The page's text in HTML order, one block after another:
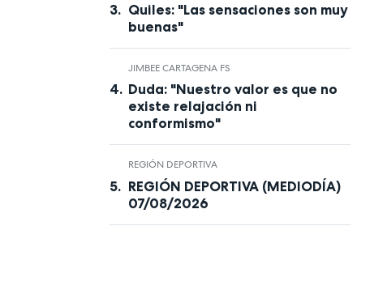
Quiles: "Las sensaciones son muy
buenas"
JIMBEE CARTAGENA FS
Duda: "Nuestro valor es que no
existe relajación ni
conformismo"
REGIÓN DEPORTIVA
REGIÓN DEPORTIVA (MEDIODÍA)
07/08/2026